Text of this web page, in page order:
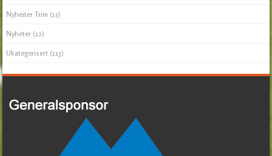
Nyheiter Trim (15)
Nyheter (12)
Ukategorisert (113)